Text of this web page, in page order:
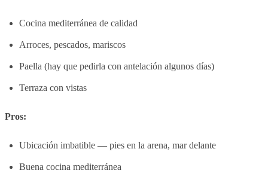
Cocina mediterránea de calidad
Arroces, pescados, mariscos
Paella (hay que pedirla con antelación algunos días)
Terraza con vistas
Pros:
Ubicación imbatible — pies en la arena, mar delante
Buena cocina mediterránea